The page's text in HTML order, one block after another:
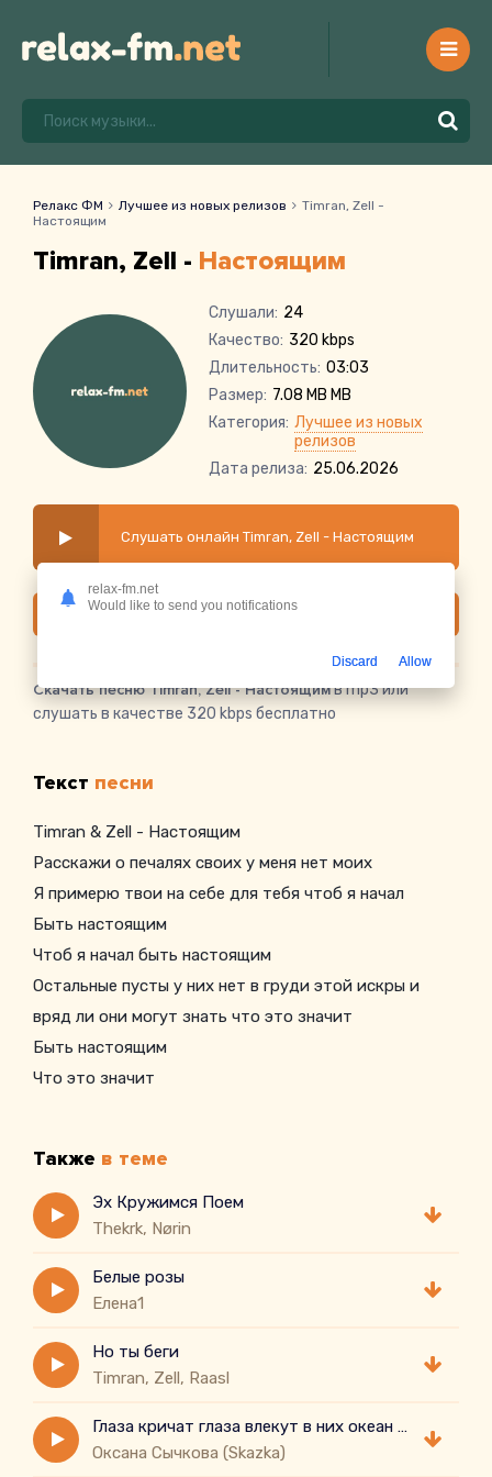
Релакс ФМ Лучшее из новых релизов
Timran, Zell -
Настоящим
Timran, Zell - Настоящим
Слушали: 24
Качество: 320 kbps
Длительность: 03:03
Размер: 7.08 MB MB
Категория: Лучшее из новых
релизов
Дата релиза: 25.06.2026
Слушать онлайн Timran, Zell - Настоящим
Скачать
Скачать песню Timran, Zell - Настоящимв mp3 или
слушать в качестве 320 kbps бесплатно
Текст песни
Timran & Zell - Настоящим
Расскажи о печалях своих у меня нет моих
Я примерю твои на себе для тебя чтоб я начал
Быть настоящим
Чтоб я начал быть настоящим
Остальные пусты у них нет в груди этой искры и
вряд ли они могут знать что это значит
Быть настоящим
Что это значит
Также в теме
Эх Кружимся Поем
Thekrk, Nørin
Белые розы
Елена1
Но ты беги
Timran, Zell, Raasl
Глаза кричат глаза влекут в них океан в них солнца луч
Оксана Сычкова (Skazka)
relax-fm.net
Would like to send you notifications
Discard Allow